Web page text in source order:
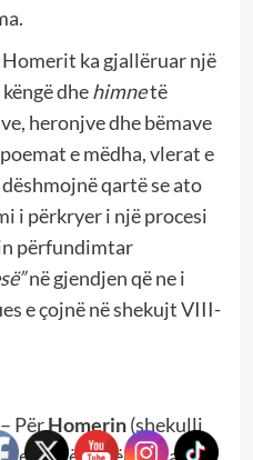
Homerit ka gjallëruar një
dhe himnetë
heronjve dhe bëmave
e mëdha, vlerat e
qartë se ato
i përkryer i një procesi
përfundimtar
në gjendjen që ne i
e çojnë në shekujt VIII-
– PërHomerin (shekulli